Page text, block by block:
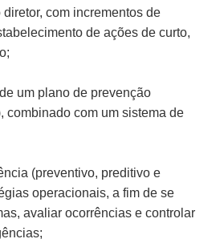
com incrementos de
de ações de curto,
um plano de prevenção
combinado com um sistema de
(preventivo, preditivo e
operacionais, a fim de se
avaliar ocorrências e controlar